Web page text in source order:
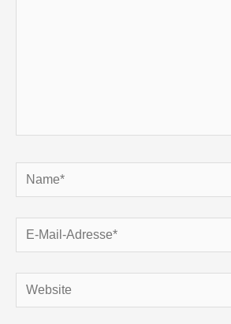
Name*
E-
Mail-
Adresse*
Website